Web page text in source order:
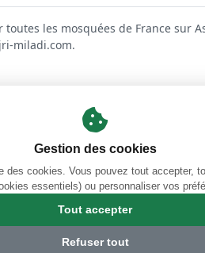
toutes les mosquées de France sur
miladi.com.
légales Gestion des cookies
La-Source
Coran en ligne
Hégirien/Grégorien (Hijri/
Rue Jules Ferry, 45100 Orléans,
Annour d'Orléans Sud - mosquee-
Gestion des cookies
des cookies. Vous pouvez tout accepter,
essentiels) ou personnaliser vos
Tout accepter
Refuser tout